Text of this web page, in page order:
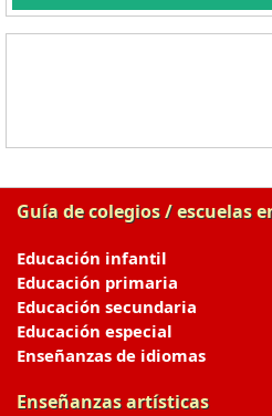
Guía de colegios / escuelas
Educación infantil
Educación primaria
Educación secundaria
Educación especial
Enseñanzas de idiomas
Enseñanzas artísticas